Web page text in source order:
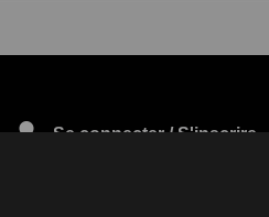
Se connecter / S'inscrire